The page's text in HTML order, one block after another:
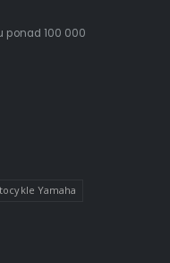
ponad 100 000
Yamaha